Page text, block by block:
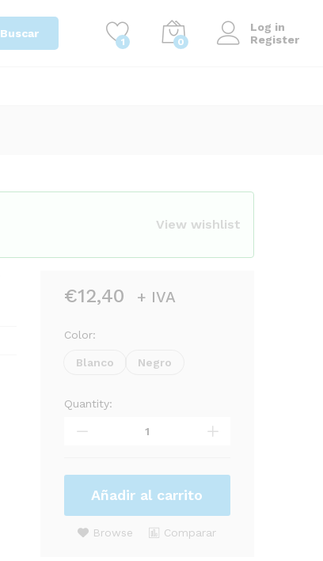
Buscar
1 0
Log in
Register
View wishlist
€12,40 + IVA
Color:
Blanco Negro
MODULO
quantity
Quantity:
Añadir al carrito
Browse Comparar
€12,40